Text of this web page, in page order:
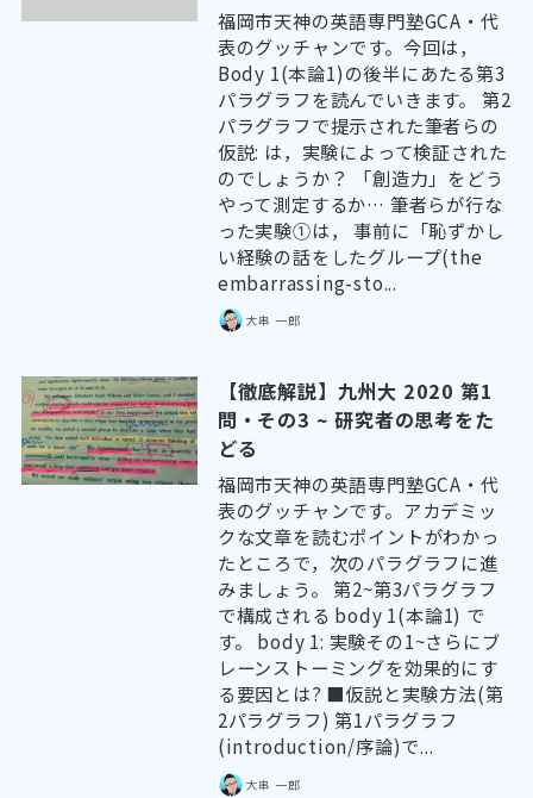
福岡市天神の英語専門塾GCA・代
表のグッチャンです。今回は，
Body 1(本論1)の後半にあたる第3
パラグラフを読んでいきます。 第2
パラグラフで提示された筆者らの
仮説: は，実験によって検証された
のでしょうか？ 「創造力」をどう
やって測定するか… 筆者らが行な
った実験①は， 事前に「恥ずかし
い経験の話をしたグループ(the
embarrassing-sto...
大串 一郎
【徹底解説】九州大 2020 第1
問・その3 ~ 研究者の思考をた
どる
福岡市天神の英語専門塾GCA・代
表のグッチャンです。アカデミッ
クな文章を読むポイントがわかっ
たところで，次のパラグラフに進
みましょう。 第2~第3パラグラフ
で構成される body 1(本論1) で
す。 body 1: 実験その1~さらにブ
レーンストーミングを効果的にす
る要因とは? ■仮説と実験方法(第
2パラグラフ) 第1パラグラフ
(introduction/序論)で...
大串 一郎